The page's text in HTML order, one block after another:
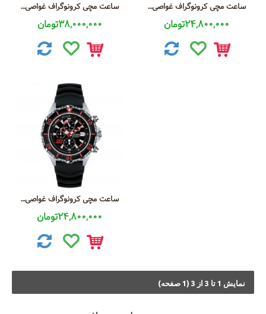
ساعت مچی کرونوگراف غواصی عمق سنج دار
38,000,000تومان
ساعت مچی کرونوگراف غواصی عمق سنج دار بند لاستیکی
24,800,000تومان
ساعت مچی کرونوگراف غواصی عمق سنج دار بند لاستیکی
24,800,000تومان
نمايش 1 تا 3 از 3 (1 صفحه)